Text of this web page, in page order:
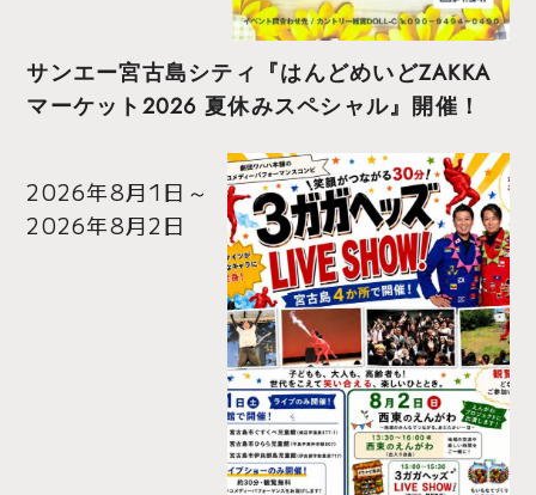
サンエー宮古島シティ『はんどめいどZAKKA
マーケット2026 夏休みスペシャル』開催！
2026年8月1日 ～
2026年8月2日